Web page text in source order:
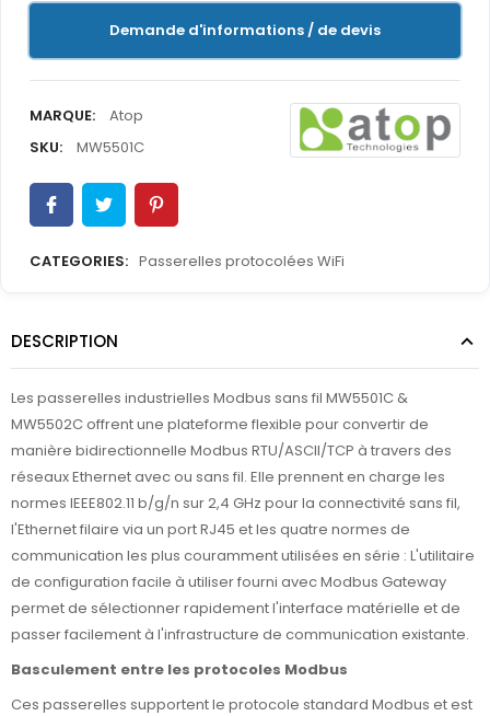
Demande d'informations / de devis
MARQUE:
Atop
SKU:
MW5501C
CATEGORIES: Passerelles protocolées WiFi
DESCRIPTION
Les passerelles industrielles Modbus sans fil MW5501C &
MW5502C offrent une plateforme flexible pour convertir de
manière bidirectionnelle Modbus RTU/ASCII/TCP à travers des
réseaux Ethernet avec ou sans fil. Elle prennent en charge les
normes IEEE802.11 b/g/n sur 2,4 GHz pour la connectivité sans fil,
l'Ethernet filaire via un port RJ45 et les quatre normes de
communication les plus couramment utilisées en série : L'utilitaire
de configuration facile à utiliser fourni avec Modbus Gateway
permet de sélectionner rapidement l'interface matérielle et de
passer facilement à l'infrastructure de communication existante.
Basculement entre les protocoles Modbus
Ces passerelles supportent le protocole standard Modbus et est